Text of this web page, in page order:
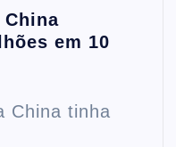
China
em 10
China tinha